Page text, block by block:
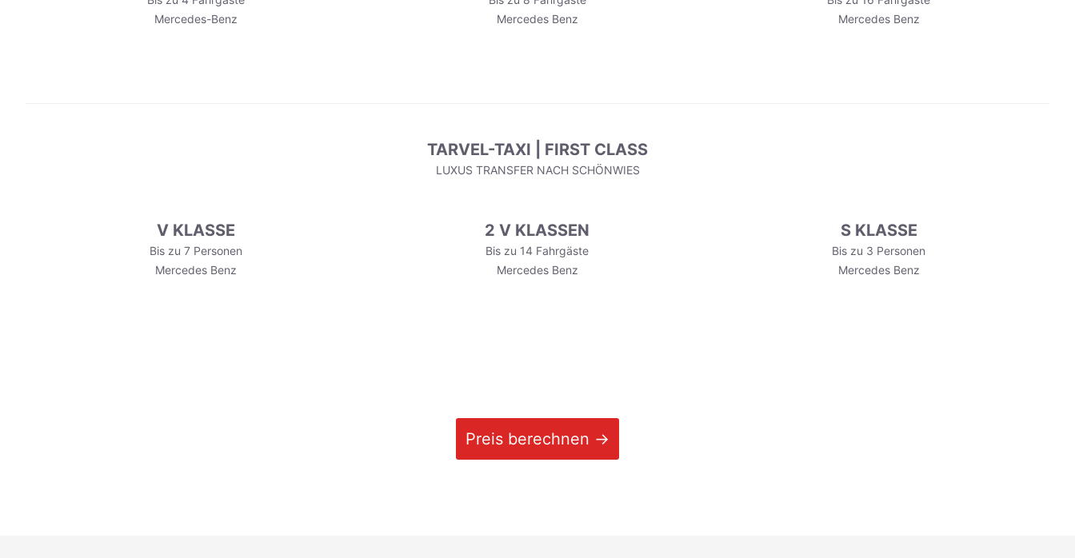
Mercedes-Benz
Mercedes Benz
Mercedes Benz
TARVEL-TAXI | FIRST CLASS
LUXUS TRANSFER NACH SCHÖNWIES
V KLASSE
Bis zu 7 Personen
Mercedes Benz
2 V KLASSEN
Bis zu 14 Fahrgäste
Mercedes Benz
S KLASSE
Bis zu 3 Personen
Mercedes Benz
Preis berechnen →